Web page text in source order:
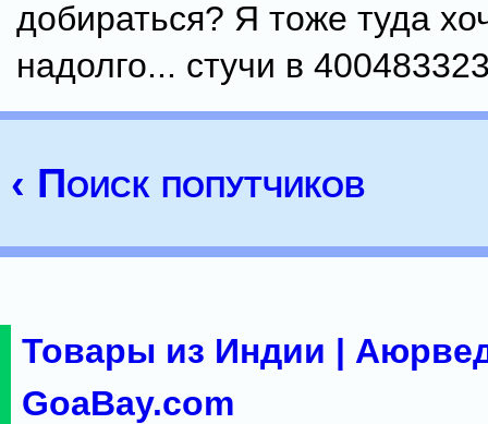
добираться? Я тоже туда
надолго... стучи в
‹ Поиск попутчиков
Товары из Индии |
GoaBay.com